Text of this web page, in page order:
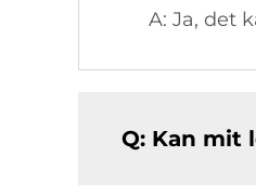
A: Ja, det
Q: Kan mit